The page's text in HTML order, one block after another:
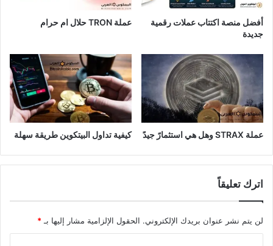
أفضل منصة اكتتاب عملات رقمية
جديدة
عملة TRON حلال ام حرام​
عملة STRAX وهل هي استثمارً جيدً كيفية تداول البيتكوين طريقة سهلة
اترك تعليقاً
لن يتم نشر عنوان بريدك الإلكتروني. الحقول الإلزامية مشار إليها بـ *